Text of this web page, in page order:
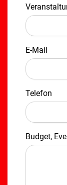
E-Mail
Telefon
Budget,